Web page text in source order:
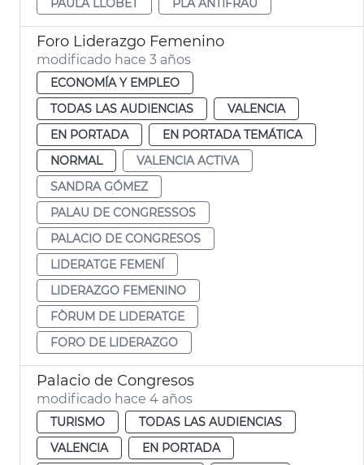
Foro Liderazgo Femenino
modificado hace 3 años
ECONOMÍA Y EMPLEO
TODAS LAS AUDIENCIAS
VALENCIA
EN PORTADA
EN PORTADA TEMÁTICA
NORMAL
VALENCIA ACTIVA
SANDRA GÓMEZ
PALAU DE CONGRESSOS
PALACIO DE CONGRESOS
LIDERATGE FEMENÍ
LIDERAZGO FEMENINO
FÒRUM DE LIDERATGE
FORO DE LIDERAZGO
Palacio de Congresos
modificado hace 4 años
TURISMO
TODAS LAS AUDIENCIAS
VALENCIA
EN PORTADA